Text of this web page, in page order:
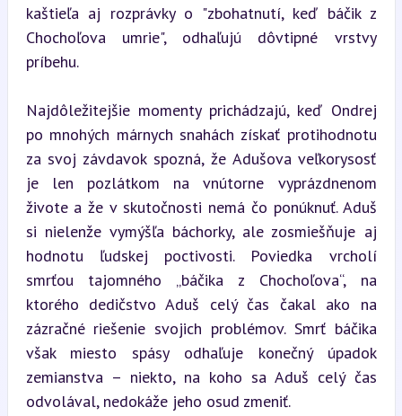
kaštieľa aj rozprávky o "zbohatnutí, keď báčik z
Chochoľova umrie", odhaľujú dôvtipné vrstvy
príbehu.
Najdôležitejšie momenty prichádzajú, keď Ondrej
po mnohých márnych snahách získať protihodnotu
za svoj závdavok spozná, že Adušova veľkorysosť
je len pozlátkom na vnútorne vyprázdnenom
živote a že v skutočnosti nemá čo ponúknuť. Aduš
si nielenže vymýšľa báchorky, ale zosmiešňuje aj
hodnotu ľudskej poctivosti. Poviedka vrcholí
smrťou tajomného „báčika z Chochoľova“, na
ktorého dedičstvo Aduš celý čas čakal ako na
zázračné riešenie svojich problémov. Smrť báčika
však miesto spásy odhaľuje konečný úpadok
zemianstva – niekto, na koho sa Aduš celý čas
odvolával, nedokáže jeho osud zmeniť.